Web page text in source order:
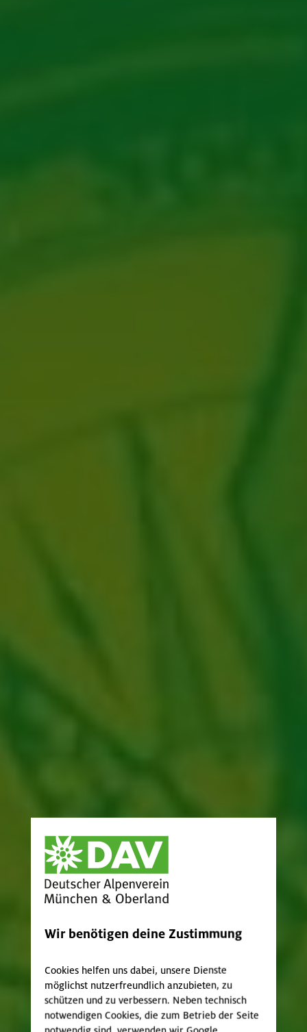
Wir benötigen deine Zustimmung
Cookies helfen uns dabei, unsere Dienste
möglichst nutzerfreundlich anzubieten, zu
schützen und zu verbessern. Neben technisch
notwendigen Cookies, die zum Betrieb der Seite